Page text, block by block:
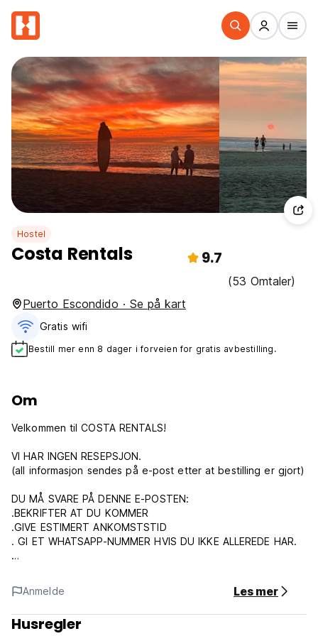
Hostel
Costa Rentals 9.7
(53 Omtaler)
Puerto Escondido · Se på kart
Gratis wifi‎
Bestill mer enn 8 dager i forveien for gratis avbestilling.
Om
Velkommen til COSTA RENTALS!
VI HAR INGEN RESEPSJON.
(all informasjon sendes på e-post etter at bestilling er gjort)
DU MÅ SVARE PÅ DENNE E-POSTEN:
.BEKRIFTER AT DU KOMMER
.GIVE ESTIMERT ANKOMSTSTID
. GI ET WHATSAPP-NUMMER HVIS DU IKKE ALLEREDE HAR.
BESTILLINGEN IKKE GODTES, OG DU MÅ AVBRUKE DET
DIREKTE MED HOSTELWORLD.
Innsjekking starter kl. 14.00.
Anmelde Les mer
Husregler